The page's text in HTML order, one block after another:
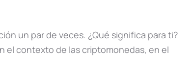
un par de veces. ¿Qué significa para ti?
el contexto de las criptomonedas, en el